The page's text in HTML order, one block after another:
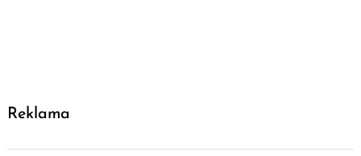
Reklama